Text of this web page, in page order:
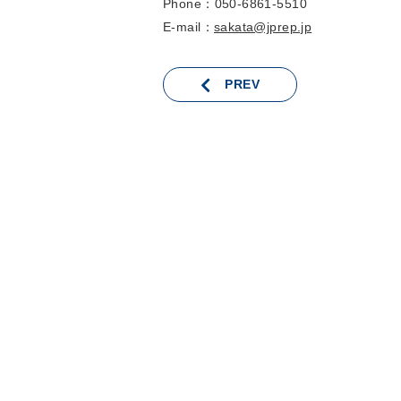
Phone：050-6861-5510
E-mail： sakata@jprep.jp
PREV